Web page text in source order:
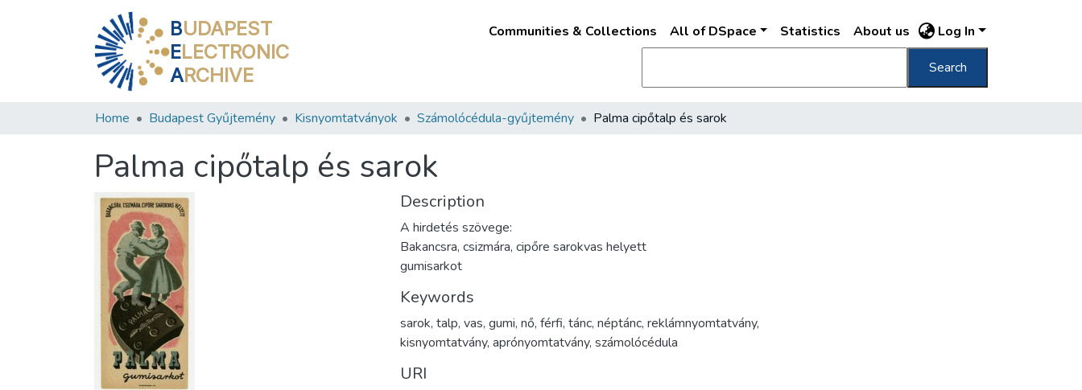
BUDAPEST
ELECTRONIC
ARCHIVE
Communities & Collections All of DSpace Statistics About us Log In
Search
Home Budapest Gyűjtemény Kisnyomtatványok Számolócédula-gyűjtemény Palma cipőtalp és sarok
Palma cipőtalp és sarok
Description
A hirdetés szövege:
Bakancsra, csizmára, cipőre sarokvas helyett
gumisarkot
Keywords
sarok, talp, vas, gumi, nő, férfi, tánc, néptánc, reklámnyomtatvány,
kisnyomtatvány, aprónyomtatvány, számolócédula
URI